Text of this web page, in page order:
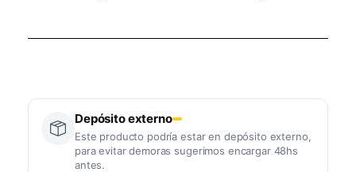
Depósito externo
Este producto podría estar en depósito externo,
para evitar demoras sugerimos encargar 48hs
antes.